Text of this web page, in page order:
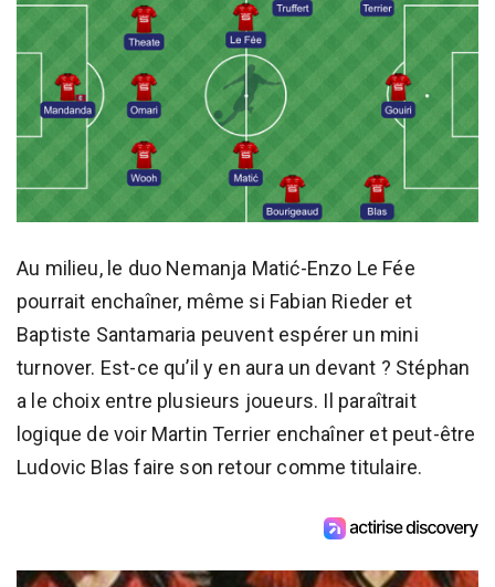
Au milieu, le duo Nemanja Matić-Enzo Le Fée
pourrait enchaîner, même si Fabian Rieder et
Baptiste Santamaria peuvent espérer un mini
turnover. Est-ce qu’il y en aura un devant ? Stéphan
a le choix entre plusieurs joueurs. Il paraîtrait
logique de voir Martin Terrier enchaîner et peut-être
Ludovic Blas faire son retour comme titulaire.